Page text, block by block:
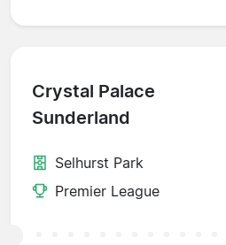
Crystal Palace
Sunderland
Selhurst Park
Premier League